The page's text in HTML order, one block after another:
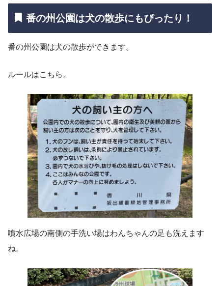
番の州公園は犬の散歩にもぴったり！
番の州公園は犬の散歩ができます。
ルールはこちら。
噴水広場の南側の手洗い場はわんちゃんの足も洗えます
ね。